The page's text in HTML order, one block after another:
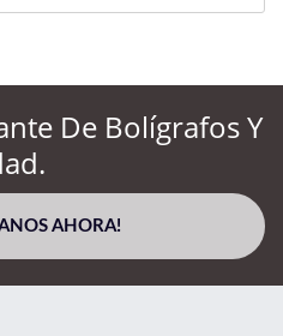
De Bolígrafos Y
AHORA!